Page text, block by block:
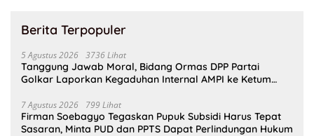
Berita Terpopuler
5 Agustus 2026 3736 Lihat
Tanggung Jawab Moral, Bidang Ormas DPP Partai
Golkar Laporkan Kegaduhan Internal AMPI ke Ketum
7 Agustus 2026 799 Lihat
Firman Soebagyo Tegaskan Pupuk Subsidi Harus Tepat
Sasaran, Minta PUD dan PPTS Dapat Perlindungan Hukum